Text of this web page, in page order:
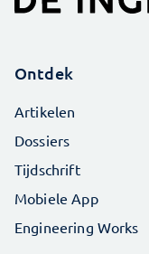
Ontdek
Artikelen
Dossiers
Tijdschrift
Mobiele App
Engineering Works